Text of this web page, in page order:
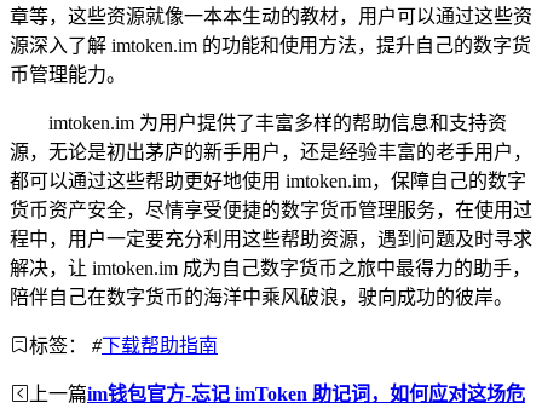
章等，这些资源就像一本本生动的教材，用户可以通过这些资
源深入了解 imtoken.im 的功能和使用方法，提升自己的数字货
币管理能力。
imtoken.im 为用户提供了丰富多样的帮助信息和支持资
源，无论是初出茅庐的新手用户，还是经验丰富的老手用户，
都可以通过这些帮助更好地使用 imtoken.im，保障自己的数字
货币资产安全，尽情享受便捷的数字货币管理服务，在使用过
程中，用户一定要充分利用这些帮助资源，遇到问题及时寻求
解决，让 imtoken.im 成为自己数字货币之旅中最得力的助手，
陪伴自己在数字货币的海洋中乘风破浪，驶向成功的彼岸。
标签： #下载帮助指南
上一篇im钱包官方-忘记 imToken 助记词，如何应对这场危